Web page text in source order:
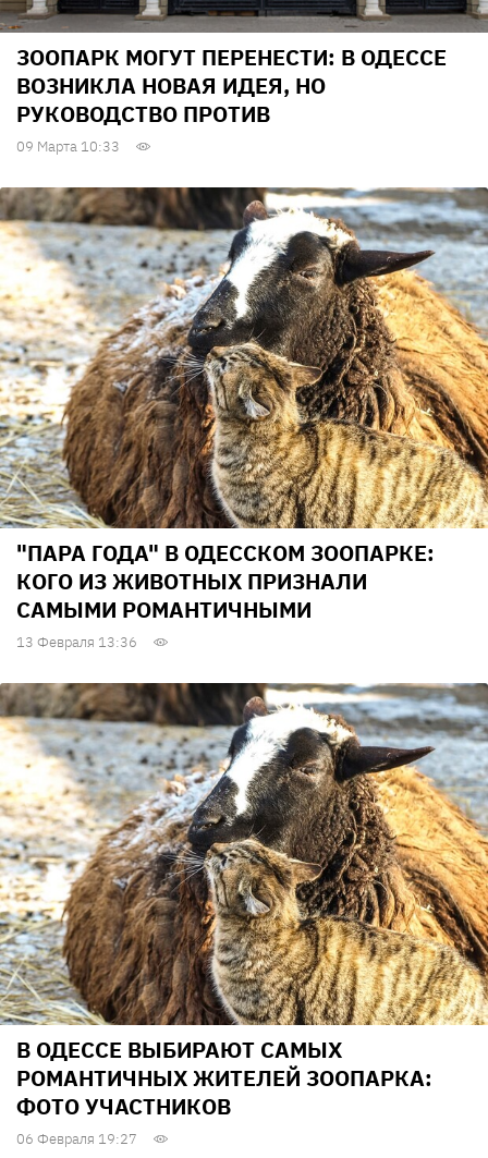
ЗООПАРК МОГУТ ПЕРЕНЕСТИ: В ОДЕССЕ
ВОЗНИКЛА НОВАЯ ИДЕЯ, НО
РУКОВОДСТВО ПРОТИВ
09 Марта 10:33
"ПАРА ГОДА" В ОДЕССКОМ ЗООПАРКЕ:
КОГО ИЗ ЖИВОТНЫХ ПРИЗНАЛИ
САМЫМИ РОМАНТИЧНЫМИ
13 Февраля 13:36
В ОДЕССЕ ВЫБИРАЮТ САМЫХ
РОМАНТИЧНЫХ ЖИТЕЛЕЙ ЗООПАРКА:
ФОТО УЧАСТНИКОВ
06 Февраля 19:27